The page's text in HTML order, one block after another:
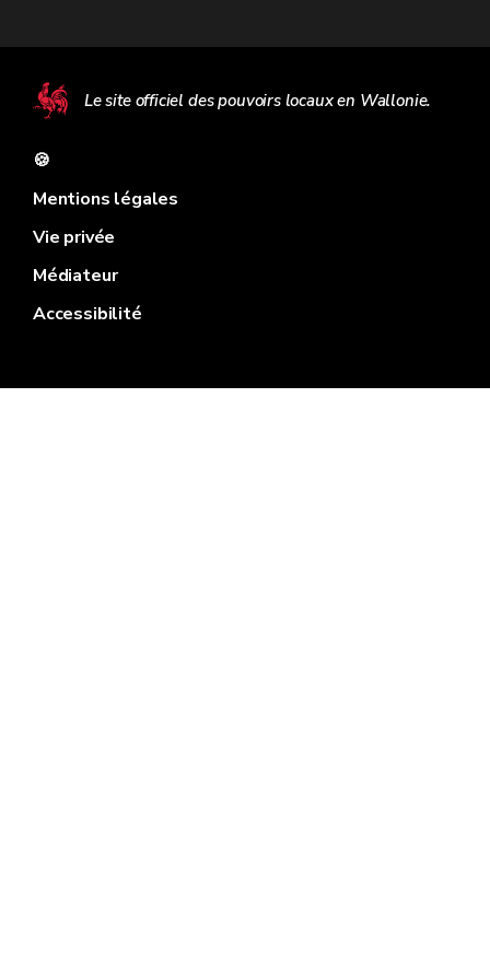
Le site officiel des pouvoirs locaux en Wallonie.
🍪
Mentions légales
Vie privée
Médiateur
Accessibilité